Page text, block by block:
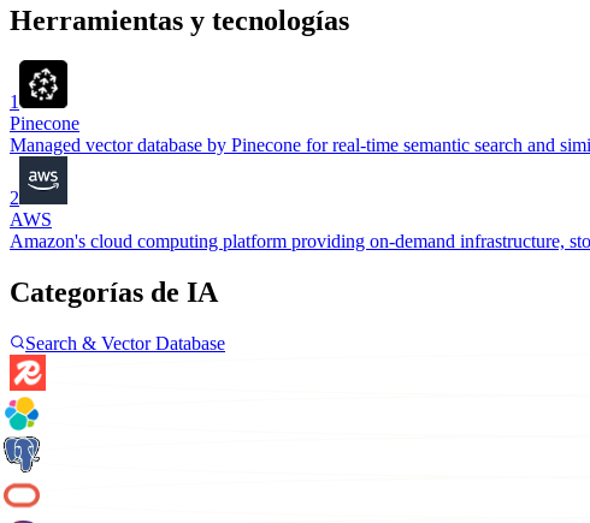
Herramientas y tecnologías
1
Pinecone
Managed vector database by Pinecone for real-time semantic search and
2
AWS
Amazon's cloud computing platform providing on-demand infrastructure,
Categorías de IA
Search & Vector Database